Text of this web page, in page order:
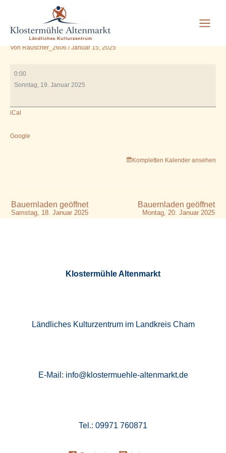
springen
MÜHLENFÜHRUNG AUF
ANFRAGE
VonRauscher_2606/Januar 15, 2025
0:00
Sonntag, 19. Januar 2025
iCal
Google
Kompletten Kalender ansehen
Bauernladen geöffnet
Samstag, 18. Januar 2025
Bauernladen geöffnet
Montag, 20. Januar 2025
Klostermühle Altenmarkt
Ländliches Kulturzentrum im Landkreis Cham
E-Mail: info@klostermuehle-altenmarkt.de
Tel.: 09971 760871